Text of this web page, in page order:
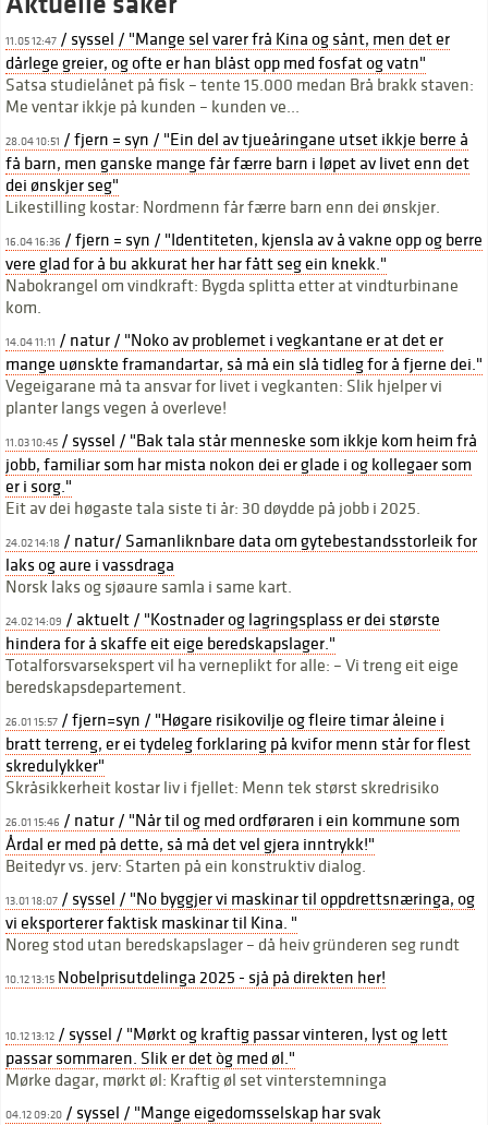
11.05 12:47 / syssel / "Mange sel varer frå Kina og sånt, men det er
dårlege greier, og ofte er han blåst opp med fosfat og vatn"
Satsa studielånet på fisk – tente 15.000 medan Brå brakk staven:
Me ventar ikkje på kunden – kunden ve...
28.04 10:51 / fjern = syn / "Ein del av tjueåringane utset ikkje berre å
få barn, men ganske mange får færre barn i løpet av livet enn det
dei ønskjer seg"
Likestilling kostar: Nordmenn får færre barn enn dei ønskjer.
16.04 16:36 / fjern = syn / "Identiteten, kjensla av å vakne opp og berre
vere glad for å bu akkurat her har fått seg ein knekk."
Nabokrangel om vindkraft: Bygda splitta etter at vindturbinane
kom.
14.04 11:11 / natur / "Noko av problemet i vegkantane er at det er
mange uønskte framandartar, så må ein slå tidleg for å fjerne dei."
Vegeigarane må ta ansvar for livet i vegkanten: Slik hjelper vi
planter langs vegen å overleve!
11.03 10:45 / syssel / "Bak tala står menneske som ikkje kom heim frå
jobb, familiar som har mista nokon dei er glade i og kollegaer som
er i sorg."
Eit av dei høgaste tala siste ti år: 30 døydde på jobb i 2025.
24.02 14:18 / natur/ Samanliknbare data om gytebestandsstorleik for
laks og aure i vassdraga
Norsk laks og sjøaure samla i same kart.
24.02 14:09 / aktuelt / "Kostnader og lagringsplass er dei største
hindera for å skaffe eit eige beredskapslager."
Totalforsvarsekspert vil ha verneplikt for alle: – Vi treng eit eige
beredskapsdepartement.
26.01 15:57 / fjern=syn / "Høgare risikovilje og fleire timar åleine i
bratt terreng, er ei tydeleg forklaring på kvifor menn står for flest
skredulykker"
Skråsikkerheit kostar liv i fjellet: Menn tek størst skredrisiko
26.01 15:46 / natur / "Når til og med ordføraren i ein kommune som
Årdal er med på dette, så må det vel gjera inntrykk!"
Beitedyr vs. jerv: Starten på ein konstruktiv dialog.
13.01 18:07 / syssel / "No byggjer vi maskinar til oppdrettsnæringa, og
vi eksporterer faktisk maskinar til Kina. "
Noreg stod utan beredskapslager – då heiv gründeren seg rundt
10.12 13:15 Nobelprisutdelinga 2025 - sjå på direkten her!
10.12 13:12 / syssel / "Mørkt og kraftig passar vinteren, lyst og lett
passar sommaren. Slik er det òg med øl."
Mørke dagar, mørkt øl: Kraftig øl set vinterstemninga
04.12 09:20 / syssel / "Mange eigedomsselskap har svak